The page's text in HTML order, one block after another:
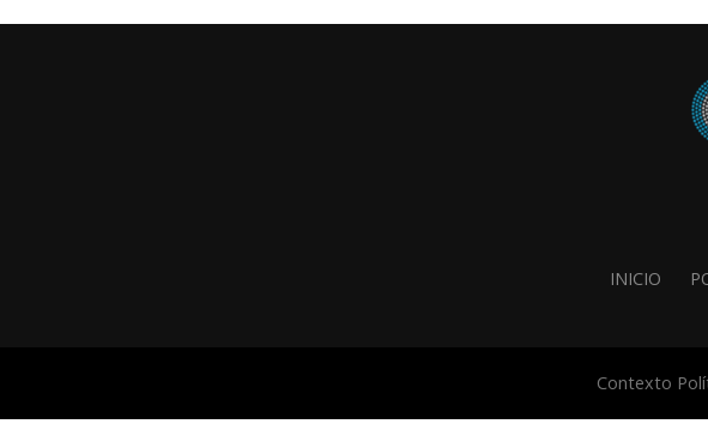
INICIO
Contexto